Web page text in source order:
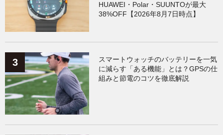
HUAWEI・Polar・SUUNTOが最大
38%OFF【2026年8月7日時点】
スマートウォッチのバッテリーを一気
に減らす「ある機能」とは？GPSの仕
組みと節電のコツを徹底解説